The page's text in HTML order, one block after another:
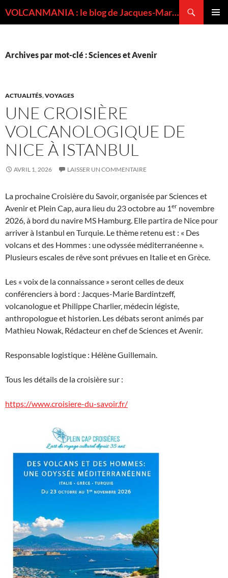
VOLCANMANIA : le blog de Jacques-Marie BARDINTZEFF, volcanologue
Archives par mot-clé : Sciences et Avenir
ACTUALITÉS,VOYAGES
UNE CROISIÈRE
VOLCANOLOGIQUE DE
NICE À ISTANBUL
AVRIL 1, 2026 LAISSER UN COMMENTAIRE
La prochaine Croisière du Savoir, organisée par Sciences et
Avenir et Plein Cap, aura lieu du 23 octobre au 1er novembre
2026, à bord du navire MS Hamburg. Elle partira de Nice pour
arriver à Istanbul en Turquie. Le thème retenu est : « Des
volcans et des Hommes : une odyssée méditerranéenne ».
Plusieurs escales de rêve sont prévues en Italie et en Grèce.
Les « voix de la connaissance » seront celles de deux
conférenciers à bord : Jacques-Marie Bardintzeff,
volcanologue et Philippe Charlier, médecin légiste,
anthropologue et historien. Les débats seront animés par
Mathieu Nowak, Rédacteur en chef de Sciences et Avenir.
Responsable logistique : Hélène Guillemain.
Tous les détails de la croisière sur :
https://www.croisiere-du-savoir.fr/